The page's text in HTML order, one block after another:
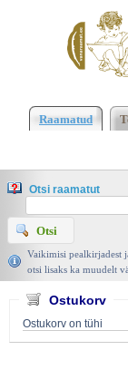
Stukolkin
2008 |
Raamatud
Otsi raamatut
Vaikimisi pealkirjadest
otsi lisaks ka muudelt
Ostukorv
Ostukorv on tühi